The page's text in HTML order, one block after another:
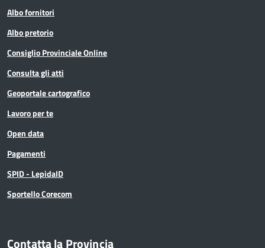
Albo fornitori
Albo pretorio
Consiglio Provinciale Online
Consulta gli atti
Geoportale cartografico
Lavoro per te
Open data
Pagamenti
SPID - LepidaID
Sportello Corecom
Contatta la Provincia